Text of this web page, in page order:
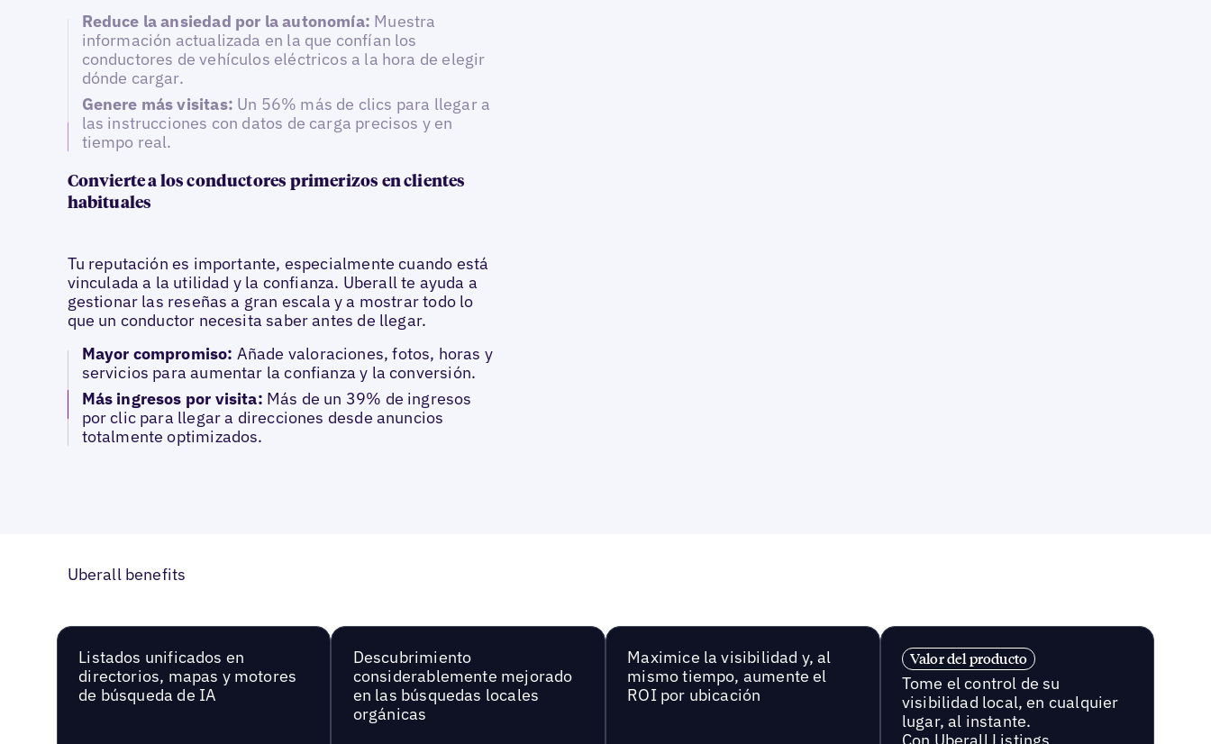
Reduce la ansiedad por la autonomía: Muestra
información actualizada en la que confían los
conductores de vehículos eléctricos a la hora de elegir
dónde cargar.
Genere más visitas: Un 56% más de clics para llegar a
las instrucciones con datos de carga precisos y en
tiempo real.
Convierte a los conductores primerizos en clientes
habituales
Tu reputación es importante, especialmente cuando está
vinculada a la utilidad y la confianza. Uberall te ayuda a
gestionar las reseñas a gran escala y a mostrar todo lo
que un conductor necesita saber antes de llegar.
Mayor compromiso: Añade valoraciones, fotos, horas y
servicios para aumentar la confianza y la conversión.
Más ingresos por visita: Más de un 39% de ingresos
por clic para llegar a direcciones desde anuncios
totalmente optimizados.
Uberall benefits
Listados unificados en
directorios, mapas y motores
de búsqueda de IA
Descubrimiento
considerablemente mejorado
en las búsquedas locales
orgánicas
Maximice la visibilidad y, al
mismo tiempo, aumente el
ROI por ubicación
Valor del producto
Tome el control de su
visibilidad local, en cualquier
lugar, al instante.